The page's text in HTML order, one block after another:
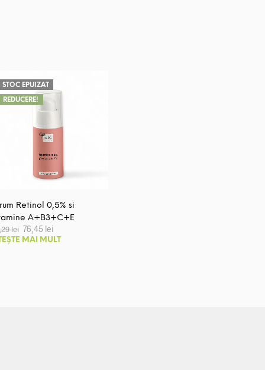
REDUCERE!
STOC EPUIZAT
Retinol 0,5% si
A+B3+C+E
lei Prețul
inițial
a
76,45 leiPrețul
curent
este:
MAI MULT